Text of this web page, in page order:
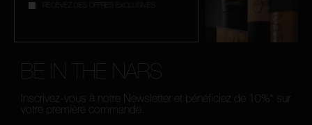
RECEVEZ DES OFFRES EXCLUSIVES
BE IN THE NARS
Inscrivez-vous à notre Newsletter et bénéficiez de 10%* sur
votre première commande.